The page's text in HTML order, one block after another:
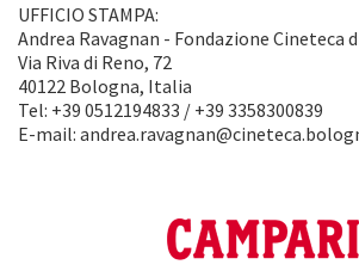
UFFICIO STAMPA:
Andrea Ravagnan - Fondazione Cineteca
Via Riva di Reno, 72
40122 Bologna, Italia
Tel: +39 0512194833 / +39 3358300839
E-mail: